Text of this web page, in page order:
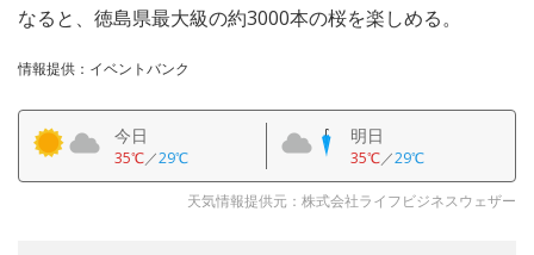
なると、徳島県最大級の約3000本の桜を楽しめる。
情報提供：イベントバンク
今日
35℃／29℃
明日
35℃／29℃
天気情報提供元：株式会社ライフビジネスウェザー